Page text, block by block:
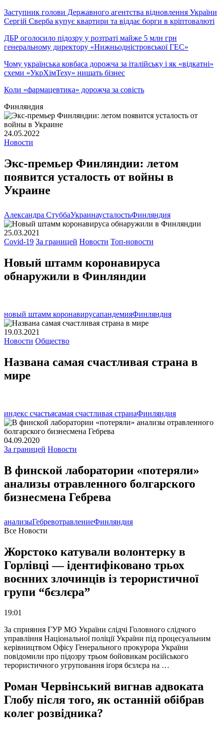
Заступник голови Державного агентства відновлення України
Сергій Сверба купує квартири та віддає борги в кріптовалюті
ДБР оголосило підозру у розтраті майже 5 млн грн
генеральному директору «Нижньодністровської ГЕС»
Чому українська ковбаса дорожча за італійську і як «відкатні»
схеми «УкрХімТеху» нищать бізнес
Коли «фармацевтика» дорожча за совість
Финляндия
24.05.2022
Новости
Экс-премьер Финляндии: летом
появится усталость от войны в
Украине
Александра СтуббаУкраинаусталостьФинляндия
25.03.2021
Covid-19 За границей Новости Топ-новости
Новый штамм коронавируса
обнаружили в Финляндии
новый штамм коронавирусапандемияФинляндия
19.03.2021
Новости Общество
Названа самая счастливая страна в
мире
индекс счастьясамая счастливая странаФинляндия
04.09.2020
За границей Новости
В финской лаборатории «потеряли»
анализы отравленного болгарского
бизнесмена Гебрева
анализыГебревотравлениеФинляндия
Все Новости
Жорстоко катували волонтерку в
Горлівці — ідентифіковано трьох
воєнних злочинців із терористичної
групи “бєзлєра”
19:01
За сприяння ГУР МО України слідчі Головного слідчого
управління Національної поліції України під процесуальним
керівництвом Офісу Генерального прокурора України
повідомили про підозру трьом бойовикам російського
терористичного угруповання іґоря бєзлєра на …
Роман Червінський вигнав адвоката
Глобу після того, як останній обібрав
колег розвідника?